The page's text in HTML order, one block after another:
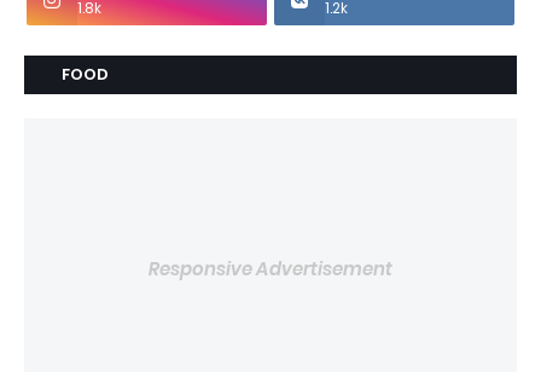
1.8k 1.2k
FOOD
Responsive Advertisement